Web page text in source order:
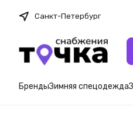
Санкт-Петербург
БрендыЗимняя спецодежда